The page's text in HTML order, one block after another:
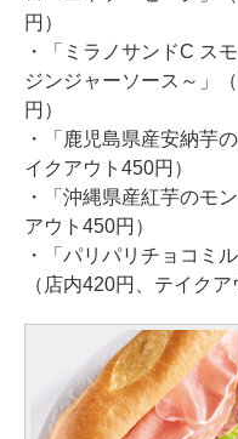
円）
・「ミラノサンドC ス
ジンジャーソース～」
円）
・「鹿児島県産安納芋
イクアウト450円）
・「沖縄県産紅芋のモ
アウト450円）
・「パリパリチョコミ
（店内420円、テイクア